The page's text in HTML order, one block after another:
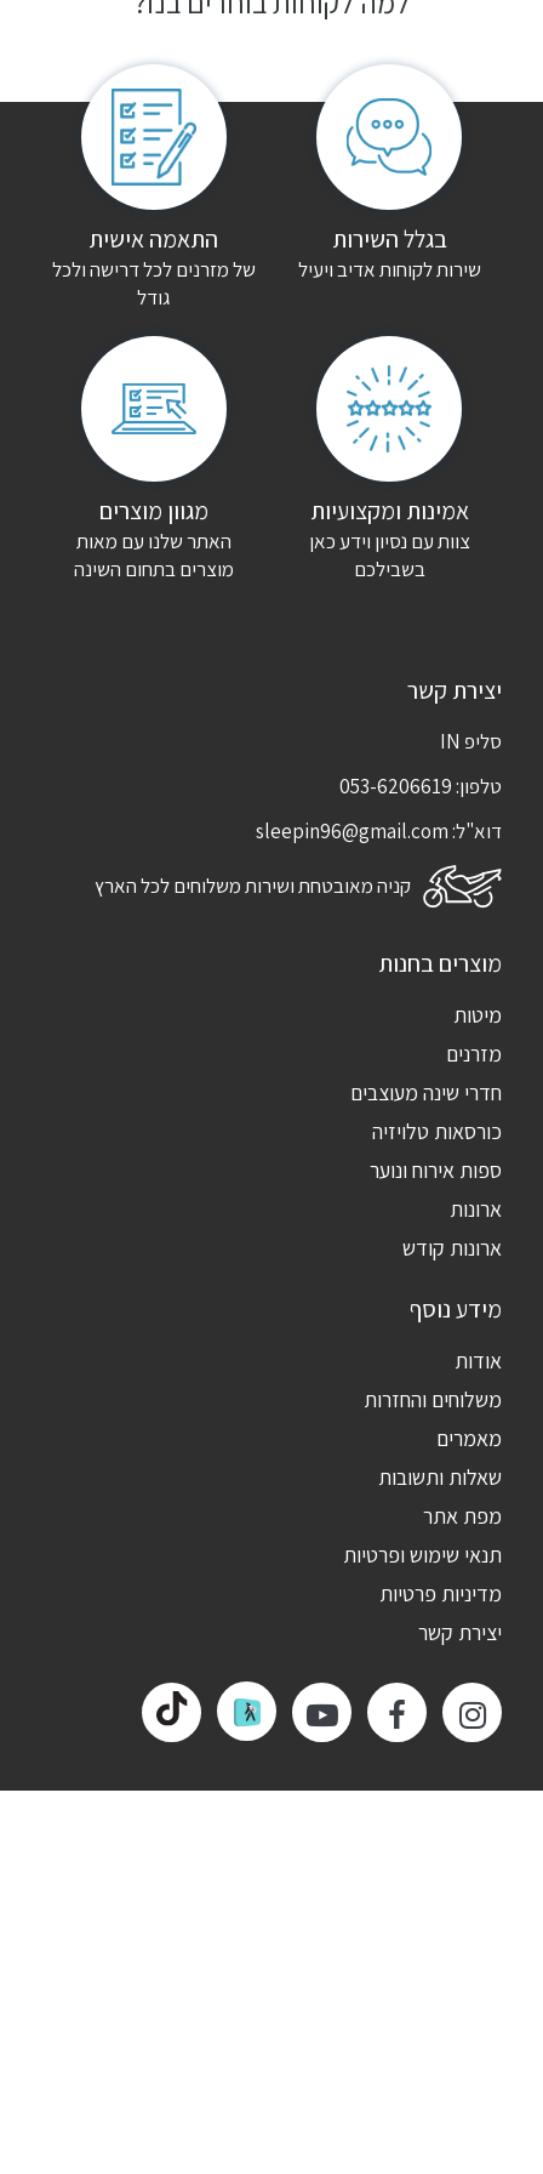
בגלל השירות
שירות לקוחות אדיב ויעיל
התאמה אישית
של מזרנים לכל דרישה ולכל
גודל
אמינות ומקצועיות
צוות עם נסיון וידע כאן
בשבילכם
מגוון מוצרים
האתר שלנו עם מאות
מוצרים בתחום השינה
יצירת קשר
סליפ IN
טלפון:053-6206619
דוא"ל:sleepin96@gmail.com
קניה מאובטחת ושירות משלוחים לכל הארץ
מוצרים בחנות
מיטות
מזרנים
חדרי שינה מעוצבים
כורסאות טלויזיה
ספות אירוח ונוער
ארונות
ארונות קודש
מידע נוסף
אודות
משלוחים והחזרות
מאמרים
שאלות ותשובות
מפת אתר
תנאי שימוש ופרטיות
מדיניות פרטיות
יצירת קשר